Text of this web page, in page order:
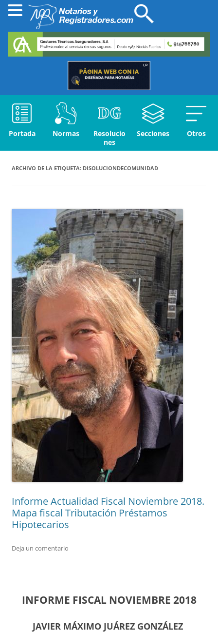
Portada Normas
Resolucio
nes
Secciones Otros
ARCHIVO DE LA ETIQUETA: DISOLUCIONDECOMUNIDAD
Informe Actualidad Fiscal Noviembre 2018.
Mapa fiscal Tributación Préstamos
Hipotecarios
Deja un comentario
INFORME FISCAL NOVIEMBRE 2018
JAVIER MÁXIMO JUÁREZ GONZÁLEZ